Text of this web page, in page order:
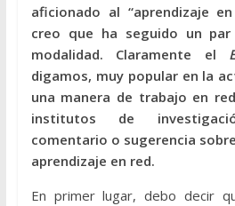
aficionado al “aprendizaje
creo que ha seguido un
modalidad. Claramente el
digamos, muy popular en la
una manera de trabajo en
institutos de
comentario o sugerencia
aprendizaje en red.
En primer lugar, debo decir